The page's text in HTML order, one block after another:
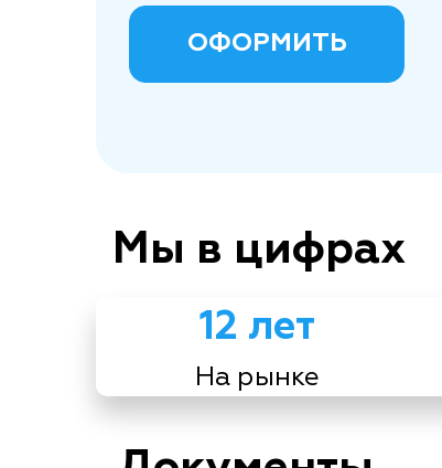
ОФОРМИТЬ
Мы в цифрах
12 лет
На рынке